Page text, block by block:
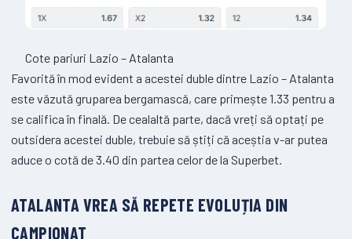
Cote pariuri Lazio – Atalanta
Favorită în mod evident a acestei duble dintre Lazio – Atalanta
este văzută gruparea bergamască, care primește 1.33 pentru a
se califica în finală. De cealaltă parte, dacă vreți să optați pe
outsidera acestei duble, trebuie să știți că aceștia v-ar putea
aduce o cotă de 3.40 din partea celor de la Superbet.
ATALANTA VREA SĂ REPETE EVOLUȚIA DIN
CAMPIONAT